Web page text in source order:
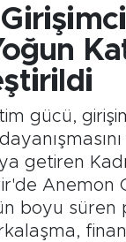
gücü,
getiren
Anemon
boyu süren
Durumu ve